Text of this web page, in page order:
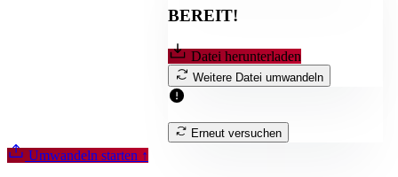
BEREIT!
Datei herunterladen
Weitere Datei umwandeln
Erneut versuchen
Umwandeln starten ↑